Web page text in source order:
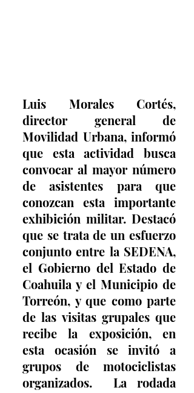
Luis Morales Cortés,
director general de
Movilidad Urbana, informó
que esta actividad busca
convocar al mayor número
de asistentes para que
conozcan esta importante
exhibición militar. Destacó
que se trata de un esfuerzo
conjunto entre la SEDENA,
el Gobierno del Estado de
Coahuila y el Municipio de
Torreón, y que como parte
de las visitas grupales que
recibe la exposición, en
esta ocasión se invitó a
grupos de motociclistas
organizados.  La rodada